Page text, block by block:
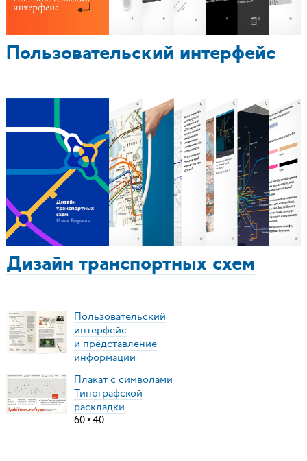
Пользовательский интерфейс
Дизайн транспортных схем
Пользовательский
интерфейс
и представление
информации
Плакат с символами
Типографской
раскладки
60×40